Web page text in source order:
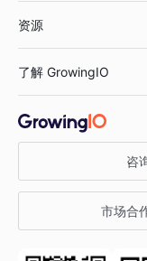
鞋服行业
汽车行业
金融行业
智能运营
获客分析
资源
增长公开课
增长博客
了解 GrowingIO
关于 GrowingIO
增长大会
咨
市场合